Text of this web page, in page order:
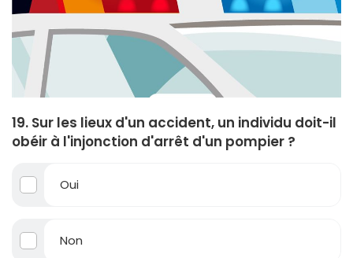
19. Sur les lieux d'un accident, un individu doit-il
obéir à l'injonction d'arrêt d'un pompier ?
Oui
Non